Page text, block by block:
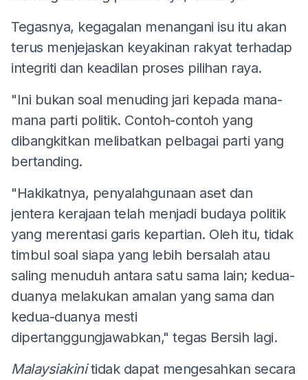
Tegasnya, kegagalan menangani isu itu akan
terus menjejaskan keyakinan rakyat terhadap
integriti dan keadilan proses pilihan raya.
"Ini bukan soal menuding jari kepada mana-
mana parti politik. Contoh-contoh yang
dibangkitkan melibatkan pelbagai parti yang
bertanding.
"Hakikatnya, penyalahgunaan aset dan
jentera kerajaan telah menjadi budaya politik
yang merentasi garis kepartian. Oleh itu, tidak
timbul soal siapa yang lebih bersalah atau
saling menuduh antara satu sama lain; kedua-
duanya melakukan amalan yang sama dan
kedua-duanya mesti
dipertanggungjawabkan," tegas Bersih lagi.
Malaysiakinitidak dapat mengesahkan secara